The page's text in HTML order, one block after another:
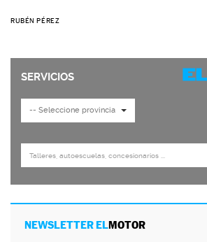
RUBÉN PÉREZ
NEWSLETTER ELMOTOR